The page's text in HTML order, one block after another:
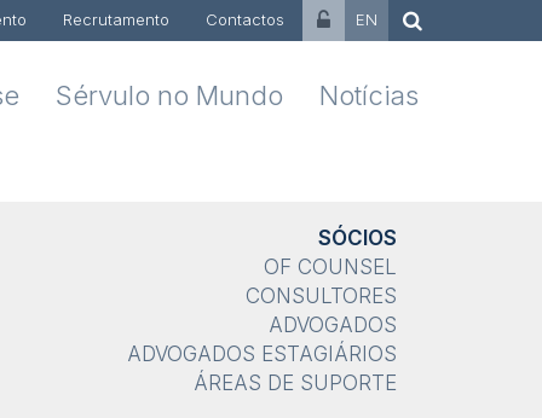
Recrutamento Contactos EN
Sérvulo no Mundo Notícias
SÓCIOS
OF COUNSEL
CONSULTORES
ADVOGADOS
ADVOGADOS ESTAGIÁRIOS
ÁREAS DE SUPORTE